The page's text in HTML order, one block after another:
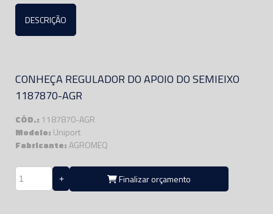
DESCRIÇÃO
CONHEÇA REGULADOR DO APOIO DO SEMIEIXO
1187870-AGR
CÓD.: 1187870-AGR
Modelo: Uniport
Fabricante:AGROMEQ
Finalizar orçamento